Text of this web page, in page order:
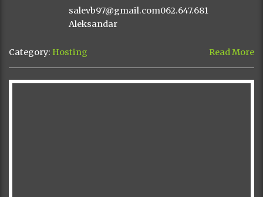
salevb97@gmail.com062.647.681
Aleksandar
Category: Hosting Read More